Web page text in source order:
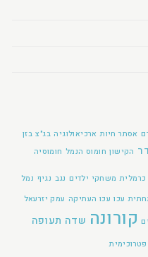
אסתר חיות ארכיאולוגיה בג"צ בזן
הקישון חומוס הנמל חומוסיה
כרמלית משחקי ילדים נגב נגיף נמל
עכו עכו העתיקה עמק יזרעאל
קורונה שדה תעופה